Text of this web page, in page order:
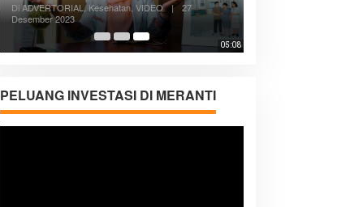
05:08
Di ADVERTORIAL, Kesehatan, VIDEO |
27
Desember 2023
PELUANG INVESTASI DI MERANTI